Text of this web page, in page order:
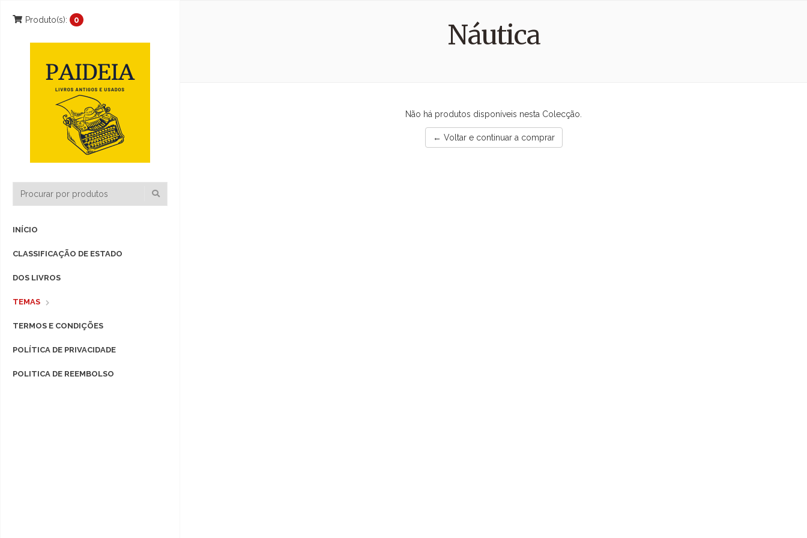
Produto(s): 0
INÍCIO
CLASSIFICAÇÃO DE ESTADO
DOS LIVROS
TEMAS
TERMOS E CONDIÇÕES
POLÍTICA DE PRIVACIDADE
POLITICA DE REEMBOLSO
Náutica
Não há produtos disponíveis nesta Colecção.
← Voltar e continuar a comprar